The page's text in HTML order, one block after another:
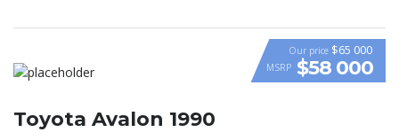
VIDEO
Our price $65 000
MSRP $58 000
Toyota Avalon 1990